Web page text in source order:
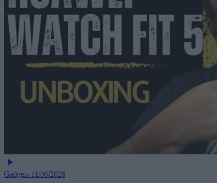
Gadgets 11/06/2026